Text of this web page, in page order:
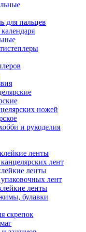
для пальцев
ножей
и рукоделия
ленты
лент
ленты
лент
ленты
булавки
скрепок